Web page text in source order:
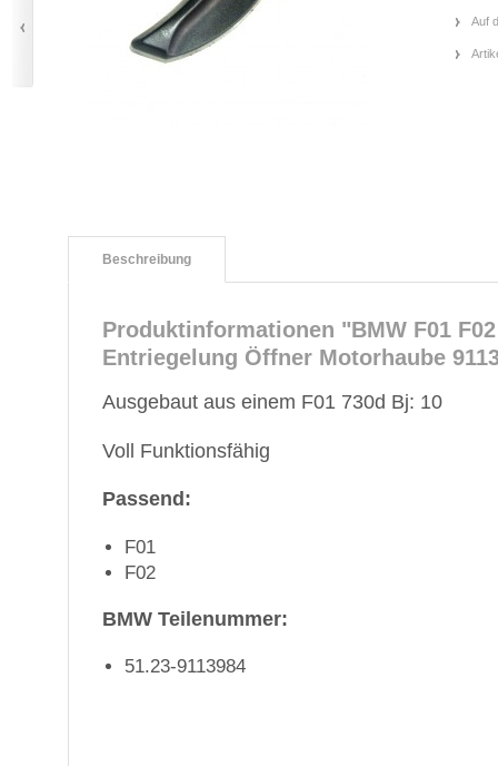
Auf
Beschreibung
Produktinformationen "BMW F01
Entriegelung Öffner Motorhaube
Ausgebaut aus einem F01 730d Bj: 10
Voll Funktionsfähig
Passend:
F01
F02
BMW Teilenummer:
51.23-9113984